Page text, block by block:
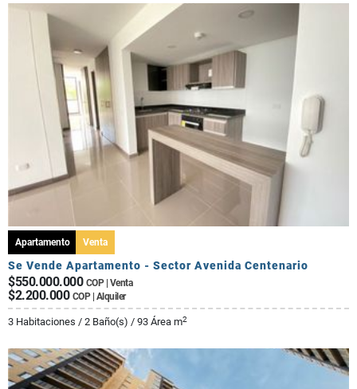
Apartamento Venta
Se Vende Apartamento - Sector Avenida Centenario
$550.000.000 COP | Venta
$2.200.000 COP | Alquiler
3 Habitaciones / 2 Baño(s) / 93 Área m2